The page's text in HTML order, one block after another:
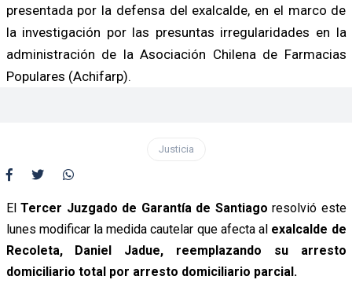
presentada por la defensa del exalcalde, en el marco de
la investigación por las presuntas irregularidades en la
administración de la Asociación Chilena de Farmacias
Populares (Achifarp).
Justicia
El Tercer Juzgado de Garantía de Santiago resolvió este
lunes modificar la medida cautelar que afecta al exalcalde de
Recoleta, Daniel Jadue, reemplazando su arresto
domiciliario total por arresto domiciliario parcial.